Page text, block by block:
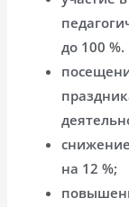
до 100 %.
на 12 %;